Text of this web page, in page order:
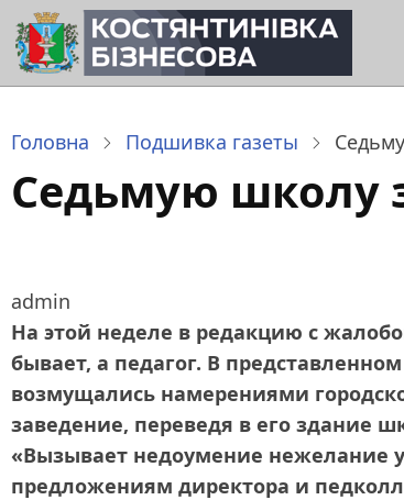
Перейти
до
основного
Головна Подшивка газеты
Седьмую школу
admin
На этой неделе в редакцию с
бывает, а педагог. В
возмущались намерениями
заведение, переведя в его здание
«Вызывает недоумение нежелание
предложениям директора и